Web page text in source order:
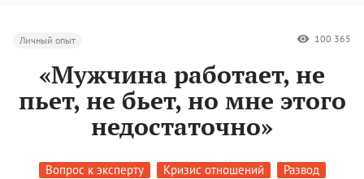
Личный опыт 100 365
«Мужчина работает, не
пьет, не бьет, но мне этого
недостаточно»
Вопрос к эксперту Кризис отношений Развод